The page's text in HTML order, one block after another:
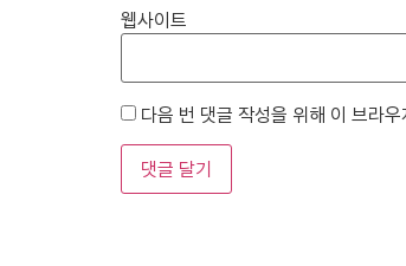
웹사이트
다음 번 댓글 작성을 위해 이 브라